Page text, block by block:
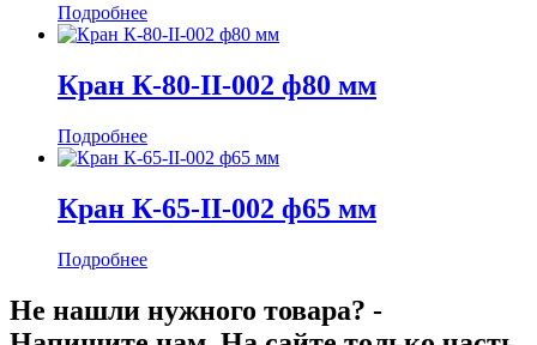
Подробнее
Кран К-80-II-002 ф80 мм
Подробнее
Кран К-65-II-002 ф65 мм
Подробнее
Не нашли нужного товара? -